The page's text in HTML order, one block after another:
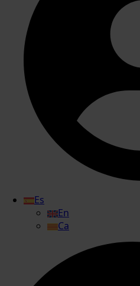
Es
En
Ca